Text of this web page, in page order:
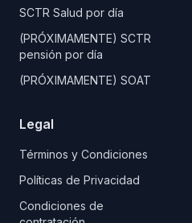
SCTR Salud por día
(PRÓXIMAMENTE) SCTR
pensión por día
(PRÓXIMAMENTE) SOAT
Legal
Términos y Condiciones
Políticas de Privacidad
Condiciones de